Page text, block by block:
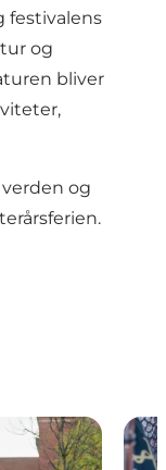
festivalens
og
bliver
og